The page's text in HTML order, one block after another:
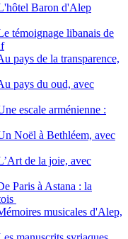
Baron d'Alep
témoignage libanais de
pays de la transparence,
pays du oud, avec
escale arménienne :
Noël à Bethléem, avec
de la joie, avec
Paris à Astana : la
musicales d'Alep,